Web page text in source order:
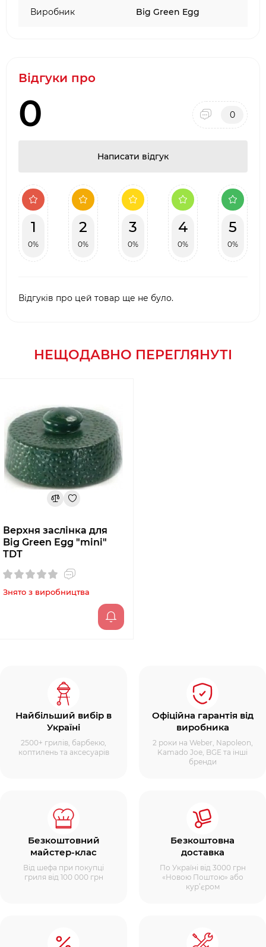
Києві
Виробник Big Green Egg
Відгуки про
0 0
Написати відгук
1
0%
2
0%
3
0%
4
0%
5
0%
Відгуків про цей товар ще не було.
НЕЩОДАВНО ПЕРЕГЛЯНУТІ
Верхня заслінка для
Big Green Egg "mini"
TDT
Знято з виробництва
Найбільший вибір в
Україні
2500+ грилів, барбекю,
коптилень та аксесуарів
Офіційна гарантія від
виробника
2 роки на Weber, Napoleon,
Kamado Joe, BGE та інші
бренди
Безкоштовний
майстер-клас
Від шефа при покупці
гриля від 100 000 грн
Безкоштовна
доставка
По Україні від 3000 грн
«Новою Поштою» або
кур’єром